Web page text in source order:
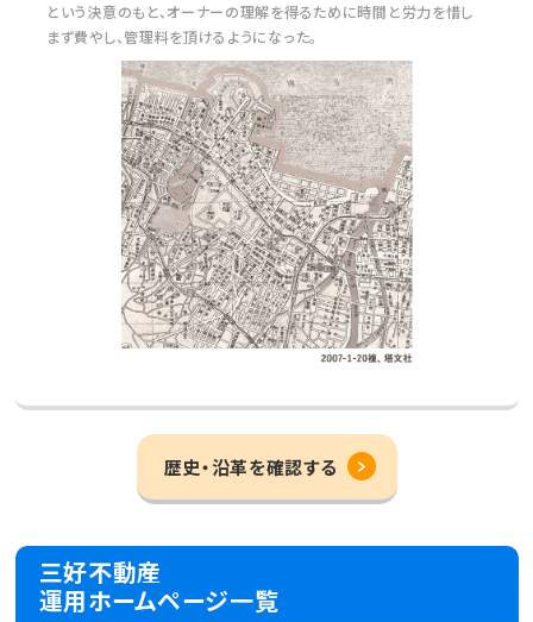
という決意のもと、オーナーの理解を得るために時間と労力を惜し
まず費やし、管理料を頂けるようになった。
歴史・沿革を確認する
三好不動産
運用ホームページ一覧